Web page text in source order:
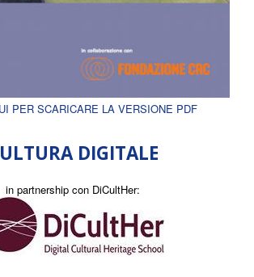
PER SCARICARE LA VERSIONE PDF
DIGITALE
in partnership con DiCultHer: